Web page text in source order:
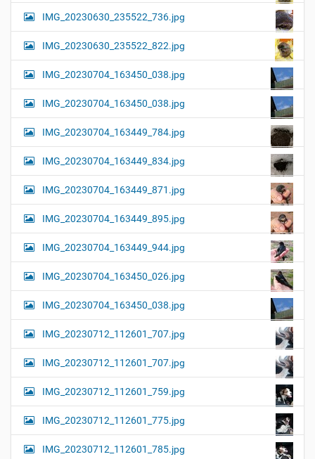
IMG_20230630_235522_736.jpg
IMG_20230630_235522_822.jpg
IMG_20230704_163450_038.jpg
IMG_20230704_163450_038.jpg
IMG_20230704_163449_784.jpg
IMG_20230704_163449_834.jpg
IMG_20230704_163449_871.jpg
IMG_20230704_163449_895.jpg
IMG_20230704_163449_944.jpg
IMG_20230704_163450_026.jpg
IMG_20230704_163450_038.jpg
IMG_20230712_112601_707.jpg
IMG_20230712_112601_707.jpg
IMG_20230712_112601_759.jpg
IMG_20230712_112601_775.jpg
IMG_20230712_112601_785.jpg